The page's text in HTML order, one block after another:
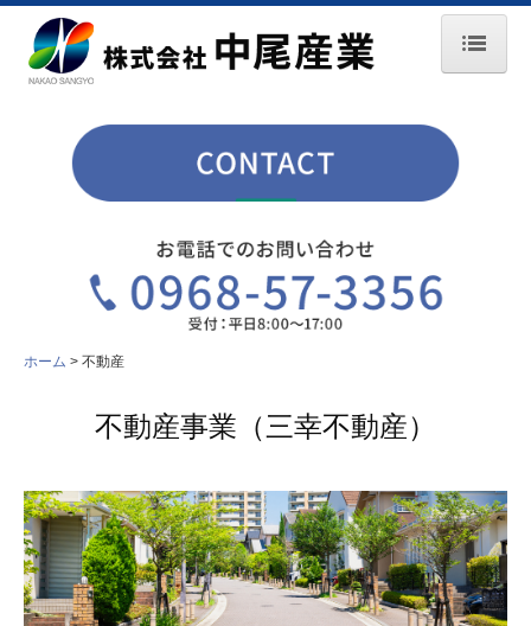
会社案内
自動車整備
エクステリア
採用情報
募集要項
お問い合わせ
ホーム 不動産
不動産事業（三幸不動産）